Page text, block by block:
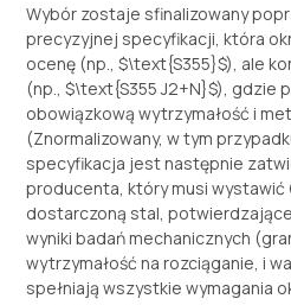
Wybór zostaje sfinalizowany
precyzyjnej specyfikacji, która
ocenę (np.,$\text{S355}$), ale
(np.,$\text{S355 J2+N}$), gdzie
obowiązkową wytrzymałość i
(Znormalizowany, w tym
specyfikacja jest następnie
producenta, który musi wystawić
dostarczoną stal,
wyniki badań mechanicznych
wytrzymałość na rozciąganie, i
spełniają wszystkie wymagania